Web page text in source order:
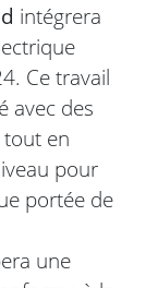
intégrera
Ce travail
avec des
tout en
pour
portée de
une